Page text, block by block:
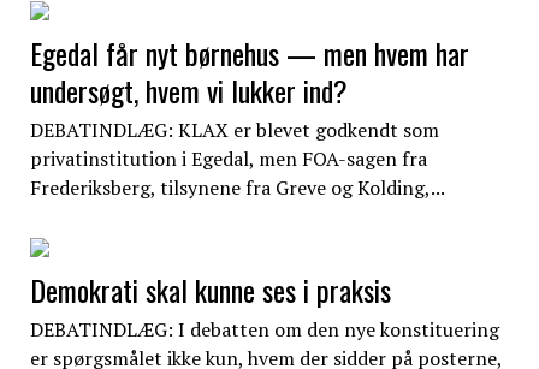
Egedal får nyt børnehus — men hvem har
undersøgt, hvem vi lukker ind?
DEBATINDLÆG: KLAX er blevet godkendt som
privatinstitution i Egedal, men FOA-sagen fra
Frederiksberg, tilsynene fra Greve og Kolding,...
Demokrati skal kunne ses i praksis
DEBATINDLÆG: I debatten om den nye konstituering
er spørgsmålet ikke kun, hvem der sidder på posterne,